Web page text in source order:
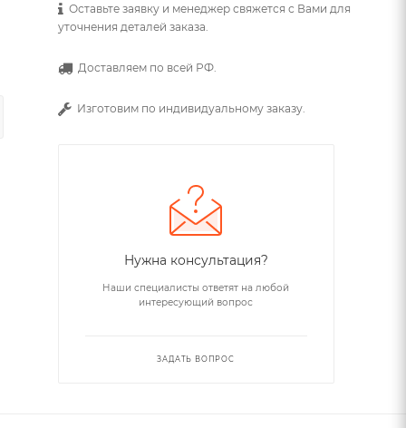
Оставьте заявку и менеджер свяжется с Вами для
уточнения деталей заказа.
Доставляем по всей РФ.
Изготовим по индивидуальному заказу.
Нужна консультация?
Наши специалисты ответят на любой
интересующий вопрос
ЗАДАТЬ ВОПРОС